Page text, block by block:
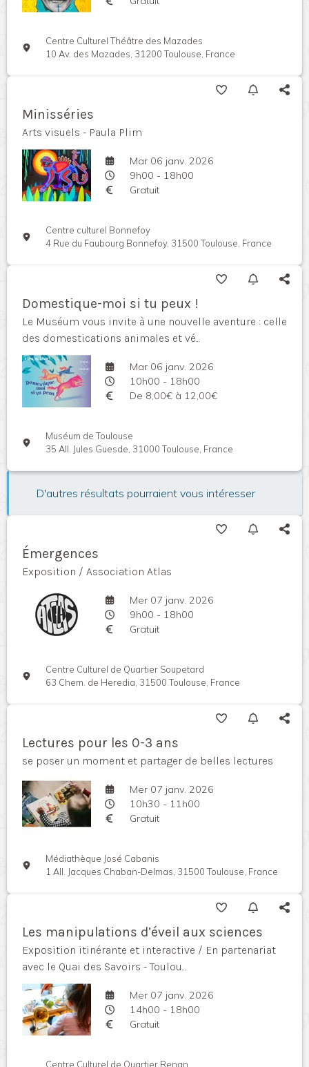
Centre Culturel Théâtre des Mazades
10 Av. des Mazades, 31200 Toulouse, France
Minisséries
Arts visuels - Paula Plim
Mar 06 janv. 2026
9h00 - 18h00
Gratuit
Centre culturel Bonnefoy
4 Rue du Faubourg Bonnefoy, 31500 Toulouse, France
Domestique-moi si tu peux !
Le Muséum vous invite à une nouvelle aventure : celle
des domestications animales et vé...
Mar 06 janv. 2026
10h00 - 18h00
De 8,00€ à 12,00€
Muséum de Toulouse
35 All. Jules Guesde, 31000 Toulouse, France
D'autres résultats pourraient vous intéresser
Émergences
Exposition / Association Atlas
Mer 07 janv. 2026
9h00 - 18h00
Gratuit
Centre Culturel de Quartier Soupetard
63 Chem. de Heredia, 31500 Toulouse, France
Lectures pour les 0-3 ans
se poser un moment et partager de belles lectures
Mer 07 janv. 2026
10h30 - 11h00
Gratuit
Médiathèque José Cabanis
1 All. Jacques Chaban-Delmas, 31500 Toulouse, France
Les manipulations d’éveil aux sciences
Exposition itinérante et interactive / En partenariat
avec le Quai des Savoirs - Toulou...
Mer 07 janv. 2026
14h00 - 18h00
Gratuit
Centre Culturel de Quartier Renan